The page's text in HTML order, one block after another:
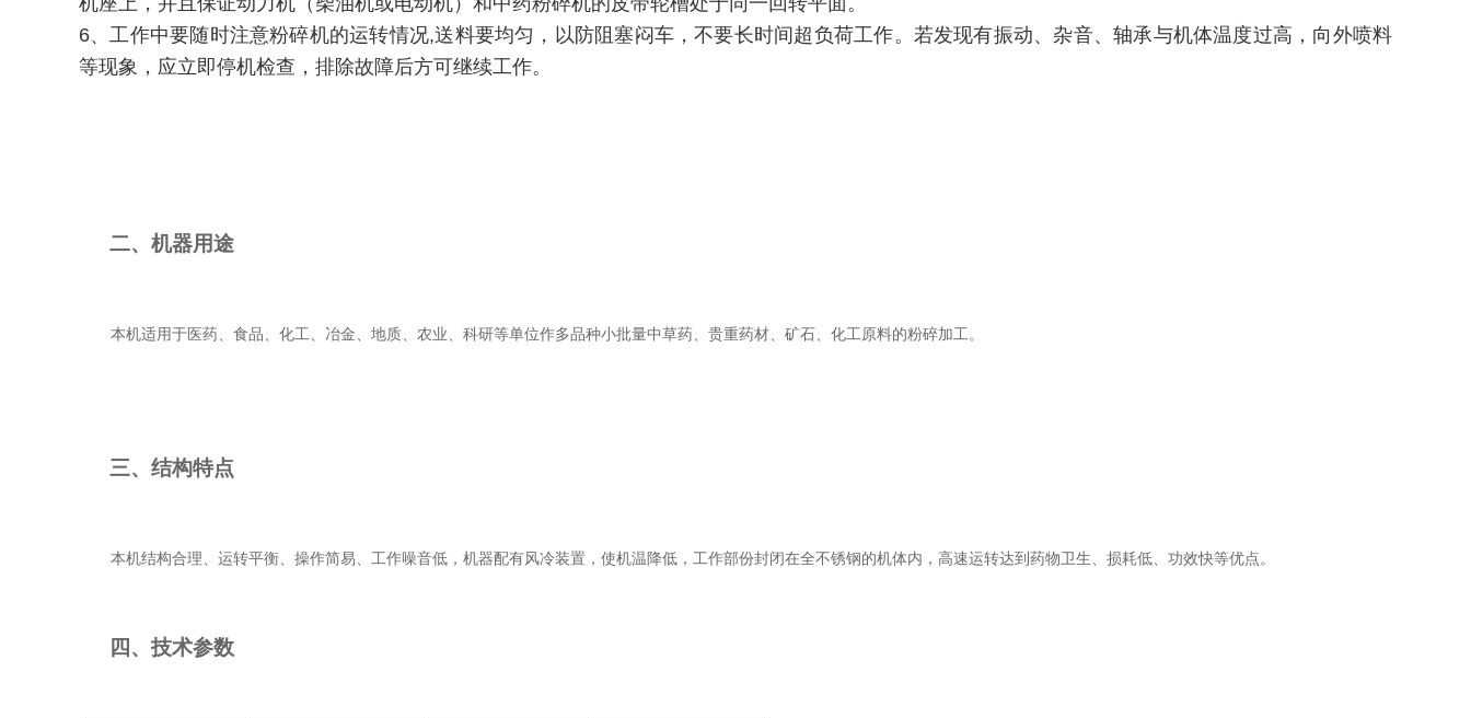
6、工作中要随时注意粉碎机的运转情况,送料要均匀，以防阻塞闷车，不要长时间超负荷工作。若发现有振动、杂音、轴承与机体温度过高，向外喷料
等现象，应立即停机检查，排除故障后方可继续工作。
二、机器用途
本机适用于医药、食品、化工、冶金、地质、农业、科研等单位作多品种小批量中草药、贵重药材、矿石、化工原料的粉碎加工。
三、结构特点
本机结构合理、运转平衡、操作简易、工作噪音低，机器配有风冷装置，使机温降低，工作部份封闭在全不锈钢的机体内，高速运转达到药物卫生、损耗低、功效快等优点。
四、技术参数